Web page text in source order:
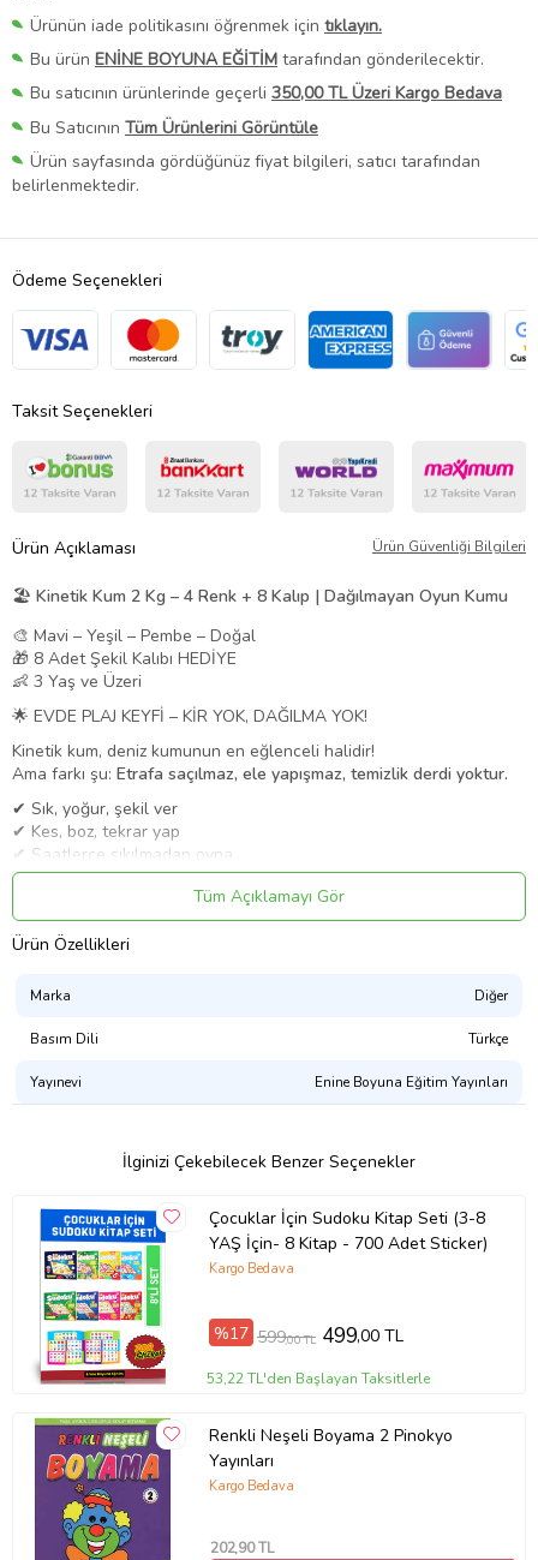
Ürünün iade politikasını öğrenmek için tıklayın.
Bu ürün ENİNE BOYUNA EĞİTİM tarafından gönderilecektir.
Bu satıcının ürünlerinde geçerli 350,00 TL Üzeri Kargo Bedava
Bu Satıcının Tüm Ürünlerini Görüntüle
Ürün sayfasında gördüğünüz fiyat bilgileri, satıcı tarafından
belirlenmektedir.
Ödeme Seçenekleri
Taksit Seçenekleri
Ürün Açıklaması Ürün Güvenliği Bilgileri
🏖️ Kinetik Kum 2 Kg – 4 Renk + 8 Kalıp | Dağılmayan Oyun Kumu
🎨 Mavi – Yeşil – Pembe – Doğal
🎁 8 Adet Şekil Kalıbı HEDİYE
👶 3 Yaş ve Üzeri
🌟 EVDE PLAJ KEYFİ – KİR YOK, DAĞILMA YOK!
Kinetik kum, deniz kumunun en eğlenceli halidir!
Ama farkı şu: Etrafa saçılmaz, ele yapışmaz, temizlik derdi yoktur.
✔ Sık, yoğur, şekil ver
✔ Kes, boz, tekrar yap
✔ Saatlerce sıkılmadan oyna
🔥 NEDEN BU KİNETİK KUM?
✅ Dağılmaz ve etrafa saçılmaz
✅ Ele ve yüzeylere yapışmaz
✅ %98 gerçek deniz kumu
🧠 ÇOCUK GELİŞİMİNE KATKISI
👋 El kaslarını güçlendirir (ince motor beceri)
🎨 Hayal gücünü geliştirir
🧘 Duyusal (terapi) oyunlar için idealdir
🎁 KUTU İÇERİĞİ
📦 2 KG Kinetik Kum
🎨 4 Renk
🧸 8 Adet Şekil Kalıbı
🌍 GÜVENLİ VE SAĞLIKLI
✔ Çocuk sağlığına uygundur
✔ Uluslararası standartlara uygun üretim
✔ Güvenle oynanabilir
🔍 ARAYAN HERKES BULSUN DİYE:
kinetik kum, oyun kumu, sihirli kum, çocuk oyun kumu, dağılmayan
kum, anaokulu kumu, terapi kumu, şekil kumu
Tüm Açıklamayı Gör
Ürün Özellikleri
Marka Diğer
Basım Dili Türkçe
Yayınevi Enine Boyuna Eğitim Yayınları
İlginizi Çekebilecek Benzer Seçenekler
Çocuklar İçin Sudoku Kitap Seti (3-8
YAŞ İçin- 8 Kitap - 700 Adet Sticker)
Kargo Bedava
%17 599,00 TL 499,00 TL
53,22 TL'den Başlayan Taksitlerle
Renkli Neşeli Boyama 2 Pinokyo
Yayınları
Kargo Bedava
202,90 TL